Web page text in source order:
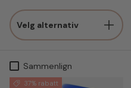
Velg alternativ
Sammenlign
37% rabatt